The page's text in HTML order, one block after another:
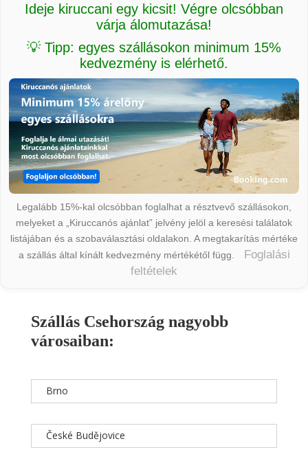
Ideje kiruccani egy kicsit! Végre olcsóbban
várja álomutazása!
💡 Tipp: egyes szállásokon minimum 15%
kedvezmény is elérhető.
Legalább 15%-kal olcsóbban foglalhat a résztvevő szállásokon,
melyeket a „Kiruccanós ajánlat” jelvény jelöl a keresési találatok
listájában és a szobaválasztási oldalakon. A megtakarítás mértéke
a szállás által kínált kedvezmény mértékétől függ.
Foglalási
feltételek
Szállás Csehország nagyobb
városaiban:
Brno
České Budějovice